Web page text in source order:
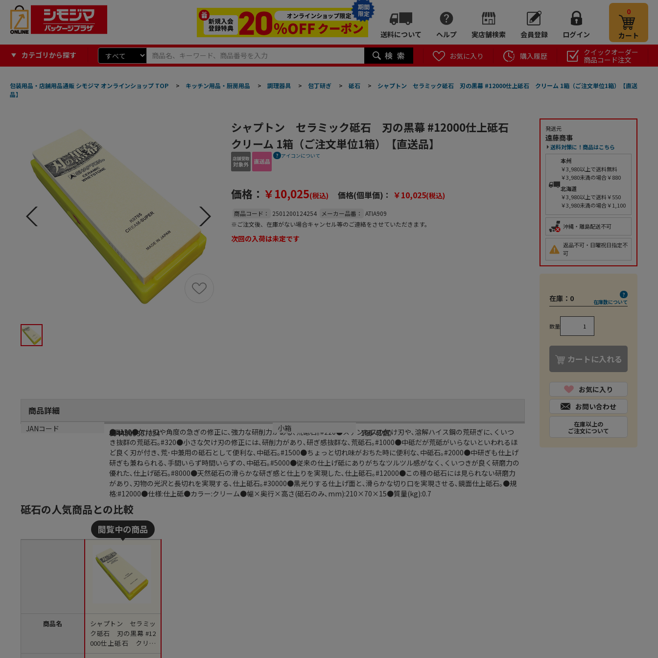
期間
限定
送料について ヘルプ 実店舗検索 会員登録 ログイン
0
カート
カテゴリから探す お気に入り 購入履歴
クイックオーダー
商品コード注文
包装用品・店舗用品通販 シモジマ オンラインショップ TOP > キッチン用品・厨房用品 > 調理器具 > 包丁研ぎ > 砥石 >
シャプトン セラミック砥石 刃の黒幕 #12000仕上砥石 クリーム 1箱（ご注文単位1箱）【直送
品】
シャプトン セラミック砥石 刃の黒幕 #12000仕上砥石
クリーム 1箱（ご注文単位1箱）【直送品】
アイコンについて
価格： ￥10,025(税込) 価格(個単価)： ￥10,025(税込)
商品コード： 2501200124254 メーカー品番：
ATIA909
※ご注文後、在庫がない場合キャンセル等のご連絡をさせていただきます。
次回の入荷は未定です
商品詳細
商品説明
●#120●欠け刃や角度の急ぎの修正に､強力な研削力がある､荒砥石｡#220●ステンレスの欠け刃や､溶解ハイス鋼の荒研ぎに､くいつ
き抜群の荒砥石｡#320●小さな欠け刃の修正には､研削力があり､研ぎ感抜群な､荒砥石｡#1000●中砥だが荒砥がいらないといわれるほ
ど良く刃が付き､荒･中兼用の砥石として便利な､中砥石｡#1500●ちょっと切れ味がおちた時に便利な､中砥石｡#2000●中研ぎも仕上げ
研ぎも兼ねられる､手間いらず時間いらずの､中砥石｡#5000●従来の仕上げ砥にありがちなツルツル感がなく､くいつきが良く研磨力の
優れた､仕上げ砥石｡#8000●天然砥石の滑らかな研ぎ感と仕上りを実現した､仕上砥石｡#12000●この種の砥石には見られない研磨力
があり､刃物の光沢と長切れを実現する､仕上砥石｡#30000●黒光りする仕上げ面と､滑らかな切り口を実現させる､鏡面仕上砥石｡●規
格:#12000●仕様:仕上砥●カラー:クリーム●幅×奥行×高さ(砥石のみ､mm):210×70×15●質量(kg):0.7
メーカー品番
ATIA909
材質
アルミナ
生産国
日本
小箱
1個（1個）
JANコード
4944509307054
発送元
遠藤商事
送料対策に！商品はこちら
本州
￥3,980以上で送料無料
￥3,980未満の場合￥880
北海道
￥3,980以上で送料￥550
￥3,980未満の場合￥1,100
沖縄・離島配送不可
返品不可・日曜祝日指定不
可
在庫： 0 在庫数について
数量
カートに入れる
お気に入り
お問い合わせ
在庫以上の
ご注文について
砥石の人気商品との比較
商品名
シャプトン セラミッ
ク砥石 刃の黒幕 #12
000仕上砥石 クリー
ム 1箱（ご注文単位1